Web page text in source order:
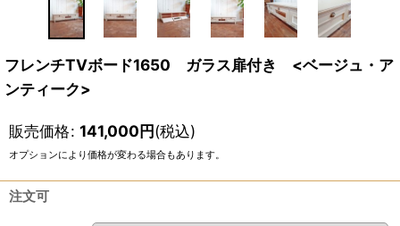
フレンチTVボード1650 ガラス扉付き <ベージュ・ア
ンティーク>
販売価格: 141,000円(税込)
オプションにより価格が変わる場合もあります。
注文可